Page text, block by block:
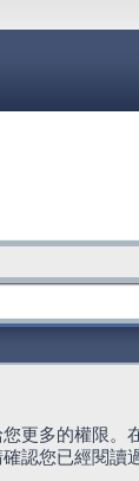
更多的權限。
認您已經閱讀